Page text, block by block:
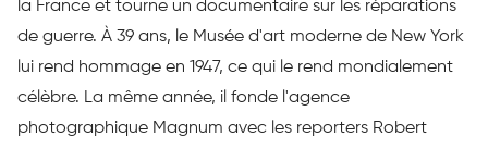
la France et tourne un documentaire sur les réparations
de guerre. À 39 ans, le Musée d'art moderne de New York
lui rend hommage en 1947, ce qui le rend mondialement
célèbre. La même année, il fonde l'agence
photographique Magnum avec les reporters Robert